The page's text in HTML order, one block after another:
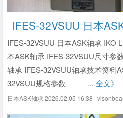
IFES-32VSUU 日本
IFES-32VSUU 日本ASK轴承 IKO
本ASK轴承 IFES-32VSUU尺寸参
轴承 IFES-32VSUU轴承技术资料
32VSUU规格参数 ...全文》
日本ASK轴承 2026.02.05 16:38 |